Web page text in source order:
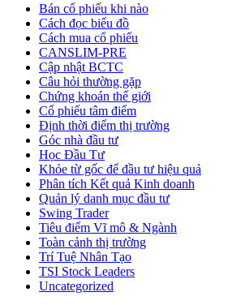
Bán cổ phiếu khi nào
Cách đọc biểu đồ
Cách mua cổ phiếu
CANSLIM-PRE
Cập nhật BCTC
Câu hỏi thường gặp
Chứng khoán thế giới
Cổ phiếu tâm điểm
Định thời điểm thị trường
Góc nhà đầu tư
Học Đầu Tư
Khỏe từ gốc để đầu tư hiệu quả
Phân tích Kết quả Kinh doanh
Quản lý danh mục đầu tư
Swing Trader
Tiêu điểm Vĩ mô & Ngành
Toàn cảnh thị trường
Trí Tuệ Nhân Tạo
TSI Stock Leaders
Uncategorized